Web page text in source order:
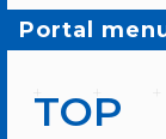
Portal
TOP